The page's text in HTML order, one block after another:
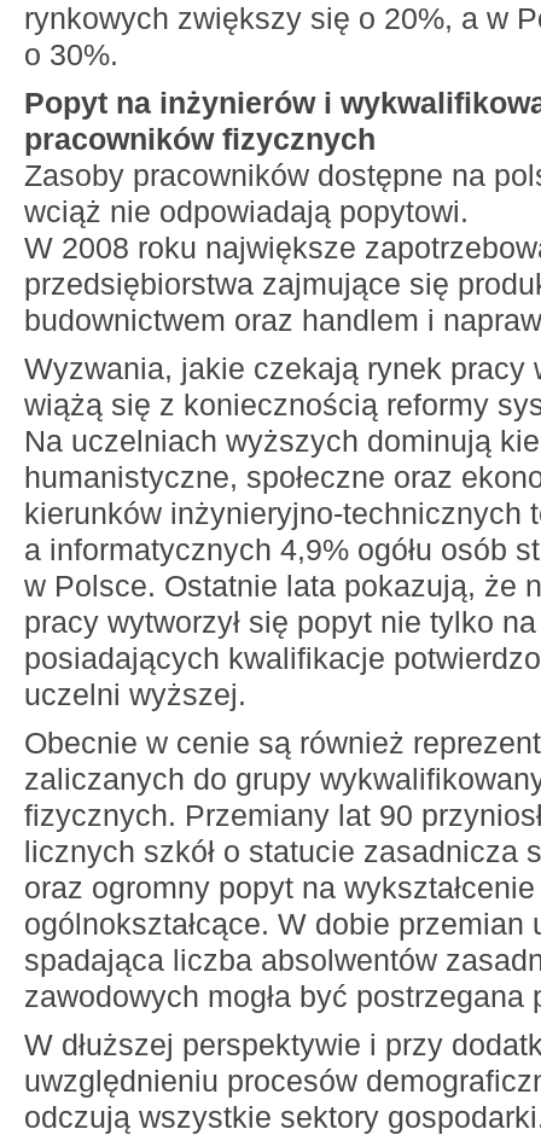
rynkowych zwiększy się o 20%, a w
o 30%.
Popyt na inżynierów i
pracowników fizycznych
Zasoby pracowników dostępne na
wciąż nie odpowiadają popytowi.
W 2008 roku największe
przedsiębiorstwa zajmujące się
budownictwem oraz handlem i
Wyzwania, jakie czekają rynek pracy
wiążą się z koniecznością reformy
Na uczelniach wyższych dominują
humanistyczne, społeczne oraz
kierunków inżynieryjno-technicznych
a informatycznych 4,9% ogółu osób
w Polsce. Ostatnie lata pokazują, że
pracy wytworzył się popyt nie tylko
posiadających kwalifikacje
uczelni wyższej.
Obecnie w cenie są również
zaliczanych do grupy
fizycznych. Przemiany lat 90
licznych szkół o statucie zasadnicza
oraz ogromny popyt na
ogólnokształcące. W dobie przemian
spadająca liczba absolwentów
zawodowych mogła być postrzegana
W dłuższej perspektywie i przy
uwzględnieniu procesów
odczują wszystkie sektory